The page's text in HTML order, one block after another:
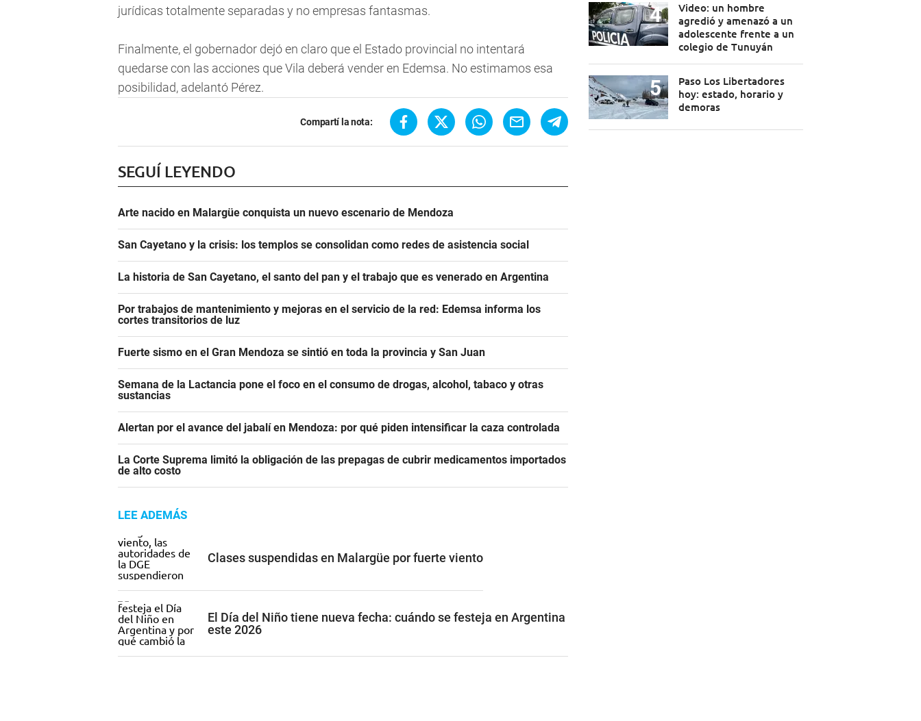
jurídicas totalmente separadas y no empresas fantasmas.
Finalmente, el gobernador dejó en claro que el Estado provincial no intentará
quedarse con las acciones que Vila deberá vender en Edemsa. No estimamos esa
posibilidad, adelantó Pérez.
Compartí la nota:
SEGUÍ LEYENDO
Arte nacido en Malargüe conquista un nuevo escenario de Mendoza
San Cayetano y la crisis: los templos se consolidan como redes de asistencia social
La historia de San Cayetano, el santo del pan y el trabajo que es venerado en Argentina
Por trabajos de mantenimiento y mejoras en el servicio de la red: Edemsa informa los
cortes transitorios de luz
Fuerte sismo en el Gran Mendoza se sintió en toda la provincia y San Juan
Semana de la Lactancia pone el foco en el consumo de drogas, alcohol, tabaco y otras
sustancias
Alertan por el avance del jabalí en Mendoza: por qué piden intensificar la caza controlada
La Corte Suprema limitó la obligación de las prepagas de cubrir medicamentos importados
de alto costo
LEE ADEMÁS
Clases suspendidas en Malargüe por fuerte viento
El Día del Niño tiene nueva fecha: cuándo se festeja en Argentina
este 2026
Video: un hombre
agredió y amenazó a un
adolescente frente a un
colegio de Tunuyán
Paso Los Libertadores
hoy: estado, horario y
demoras